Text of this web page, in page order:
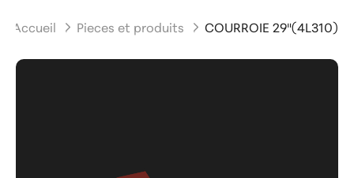
Accueil Pieces et produits COURROIE 29"(4L310)